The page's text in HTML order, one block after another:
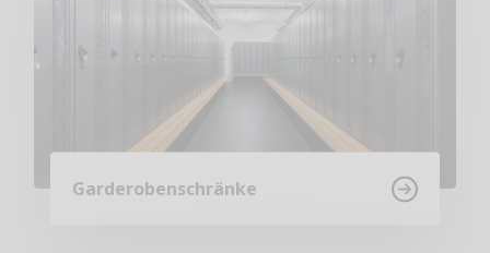
Garderobenschränke